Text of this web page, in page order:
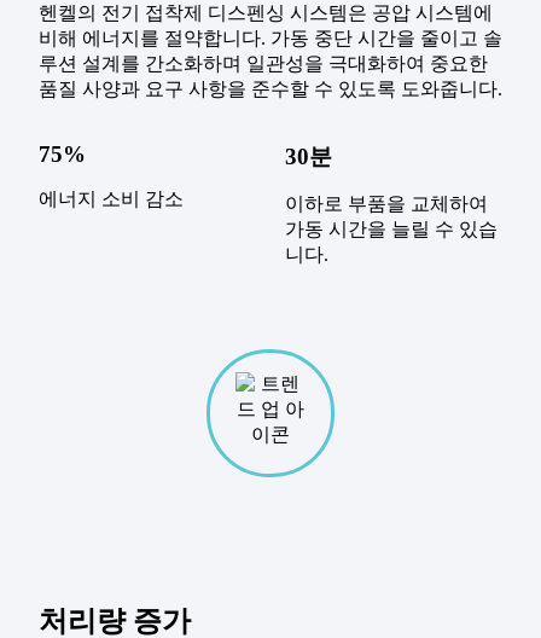
헨켈의 전기 접착제 디스펜싱 시스템은 공압 시스템에
비해 에너지를 절약합니다. 가동 중단 시간을 줄이고 솔
루션 설계를 간소화하며 일관성을 극대화하여 중요한
품질 사양과 요구 사항을 준수할 수 있도록 도와줍니다.
75%
에너지 소비 감소
30분
이하로 부품을 교체하여
가동 시간을 늘릴 수 있습
니다.
처리량 증가